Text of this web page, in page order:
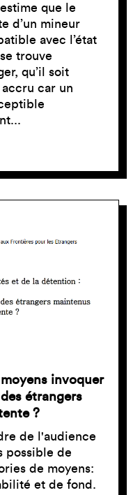
que le
d’un mineur
avec l’état
trouve
qu’il soit
car un
moyens invoquer
étrangers
?
de l'audience
possible de
de moyens:
et de fond.